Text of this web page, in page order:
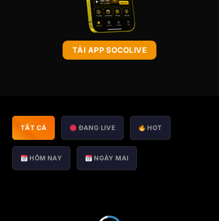
TẢI APP SOCOLIVE
TẤT CẢ ĐANG LIVE HOT
HÔM NAY NGÀY MAI